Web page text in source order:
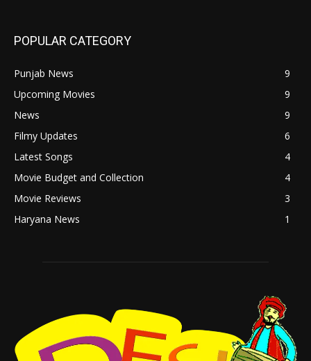
POPULAR CATEGORY
Punjab News
9
Upcoming Movies
9
News
9
Filmy Updates
6
Latest Songs
4
Movie Budget and Collection
4
Movie Reviews
3
Haryana News
1